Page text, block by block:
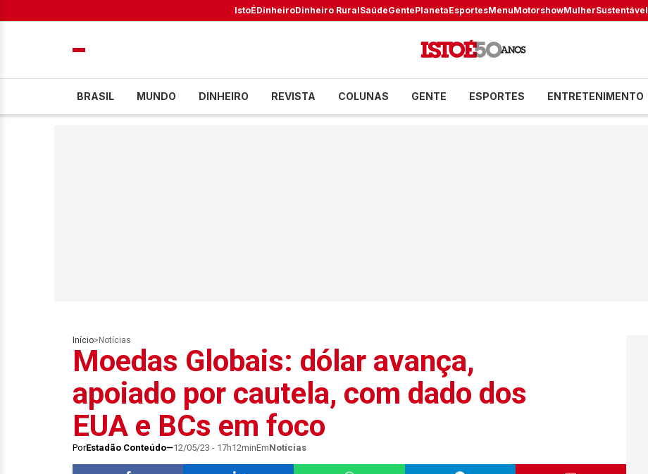
IstoÉDinheiroDinheiro RuralSaúdeGentePlanetaEsportesMenuMotorshowMulherSustentável
BRASIL MUNDO DINHEIRO REVISTA COLUNAS GENTE ESPORTES ENTRETENIMENTO
Início> Notícias
Moedas Globais: dólar avança,
apoiado por cautela, com dado dos
EUA e BCs em foco
PorEstadão Conteúdo 12/05/23 - 17h12minEmNotícias